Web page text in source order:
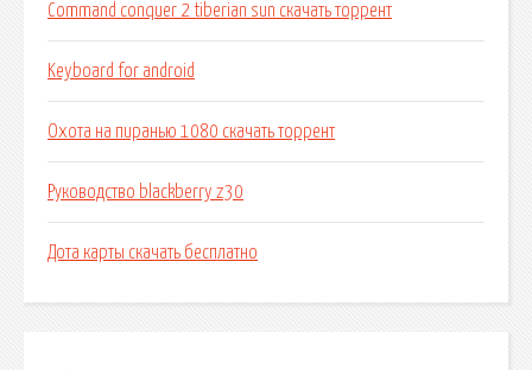
Command conquer 2 tiberian sun скачать торрент
Keyboard for android
Охота на пиранью 1080 скачать торрент
Руководство blackberry z30
Дота карты скачать бесплатно